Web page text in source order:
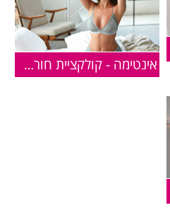
אינטימה - קולקציית חורף 2019-2020